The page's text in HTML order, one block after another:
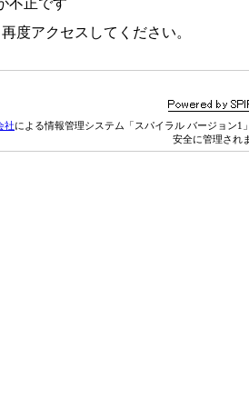
不正です
度アクセスしてください。
社による情報管理システム「スパイラル バージョン1
安全に管理され